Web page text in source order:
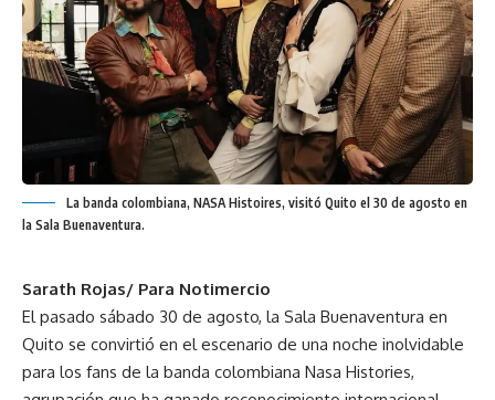
La banda colombiana, NASA Histoires, visitó Quito el 30 de agosto en
la Sala Buenaventura.
Sarath Rojas/ Para Notimercio
El pasado sábado 30 de agosto, la Sala Buenaventura en
Quito se convirtió en el escenario de una noche inolvidable
para los fans de la banda colombiana Nasa Histories,